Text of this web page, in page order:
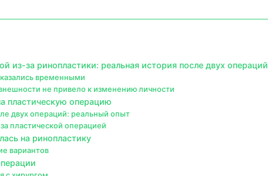
из-за ринопластики: реальная история после двух операций
временными
не привело к изменению личности
пластическую операцию
двух операций: реальный опыт
пластической операцией
на ринопластику
вариантов